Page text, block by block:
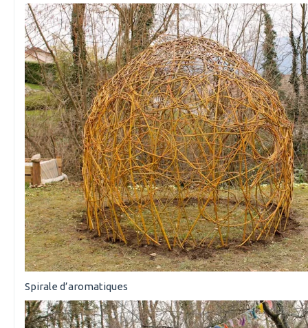
Spirale d’aromatiques